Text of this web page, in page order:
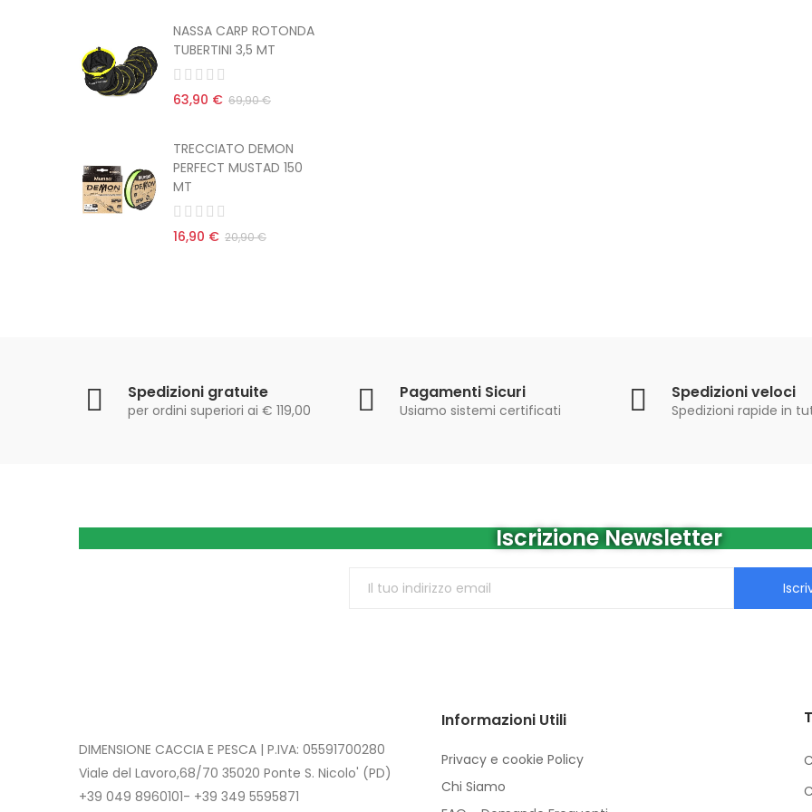
NASSA CARP ROTONDA
TUBERTINI 3,5 MT
63,90 € 69,90 €
TRECCIATO DEMON
PERFECT MUSTAD 150
MT
16,90 € 20,90 €
Spedizioni gratuite
per ordini superiori ai € 119,00
Pagamenti Sicuri
Usiamo sistemi certificati
Spedizioni veloci
Spedizioni rapide in
Iscrizione Newsletter
DIMENSIONE CACCIA E PESCA | P.IVA: 05591700280
Viale del Lavoro,68/70 35020 Ponte S. Nicolo' (PD)
+39 049 8960101- +39 349 5595871
Informazioni Utili
Privacy e cookie Policy
Chi Siamo